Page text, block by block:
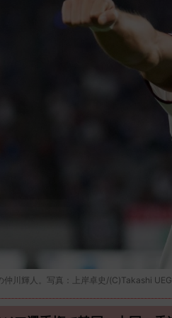
仲川輝人。写真：上岸卓史/(C)Takashi